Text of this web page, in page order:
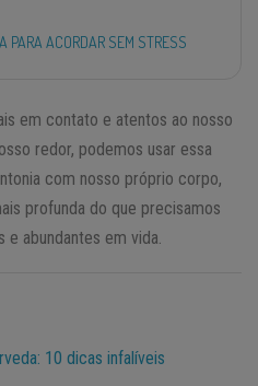
PARA ACORDAR SEM STRESS
em contato e atentos ao nosso
redor, podemos usar essa
com nosso próprio corpo,
profunda do que precisamos
abundantes em vida.
10 dicas infalíveis